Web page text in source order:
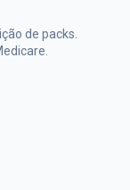
de packs.